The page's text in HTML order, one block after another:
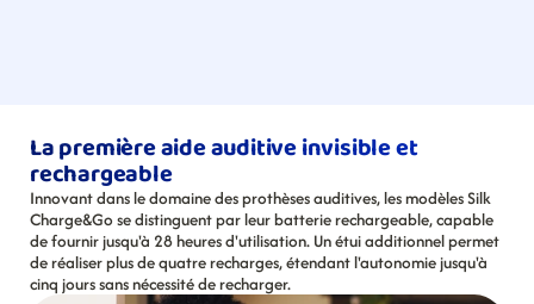
La première aide auditive invisible et
rechargeable
Innovant dans le domaine des prothèses auditives, les modèles Silk
Charge&Go se distinguent par leur batterie rechargeable, capable
de fournir jusqu'à 28 heures d'utilisation. Un étui additionnel permet
de réaliser plus de quatre recharges, étendant l'autonomie jusqu'à
cinq jours sans nécessité de recharger.